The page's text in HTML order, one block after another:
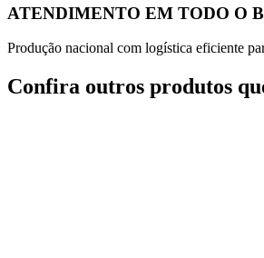
ATENDIMENTO EM TODO O
Produção nacional com logística eficiente
Confira outros produtos